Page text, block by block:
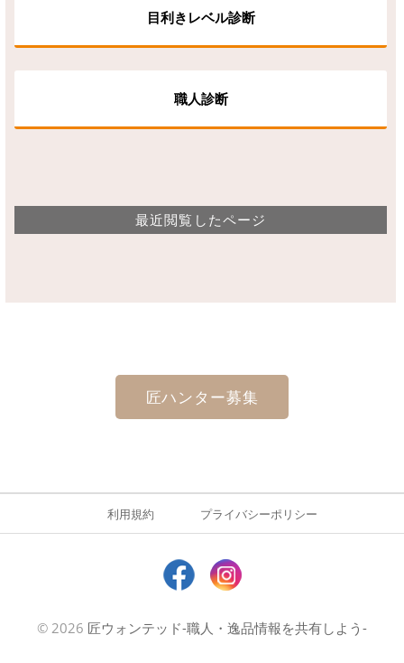
目利きレベル診断
職人診断
最近閲覧したページ
匠ハンター募集
利用規約 プライバシーポリシー
© 2026 匠ウォンテッド-職人・逸品情報を共有しよう-